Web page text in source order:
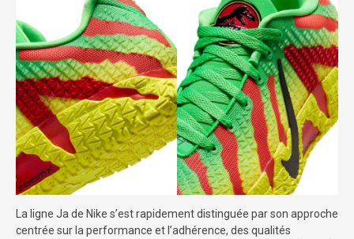
La ligne Ja de Nike s’est rapidement distinguée par son approche
centrée sur la performance et l’adhérence, des qualités